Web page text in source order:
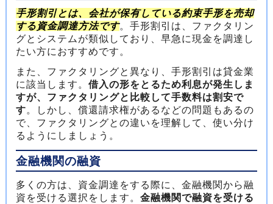
手形割引とは、会社が保有している約束手形を売却
する資金調達方法です。手形割引は、ファクタリン
グとシステムが類似しており、早急に現金を調達し
たい方におすすめです。
また、ファクタリングと異なり、手形割引は貸金業
に該当します。 借入の形をとるため利息が発生しま
すが、ファクタリングと比較して手数料は割安で
す。しかし、償還請求権があるなどの問題もあるの
で、ファクタリングとの違いを理解して、使い分け
るようにしましょう。
金融機関の融資
多くの方は、資金調達をする際に、金融機関から融
資を受ける選択をします。 金融機関で融資を受ける